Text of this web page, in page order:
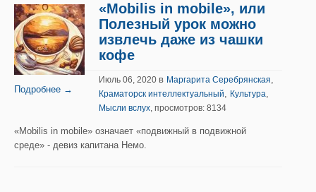
Подробнее →
«Mobilis in mobile», или
Полезный урок можно
извлечь даже из чашки
кофе
Июль 06, 2020 в Маргарита Серебрянская,
Краматорск интеллектуальный, Культура,
Мысли вслух, просмотров: 8134
«Mobilis in mobile» означает «подвижный в подвижной
среде» - девиз капитана Немо.